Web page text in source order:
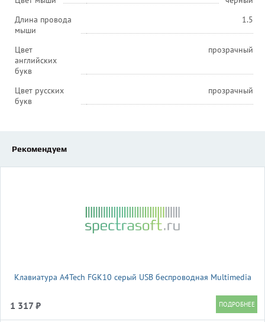
Длина провода
мыши
1.5
Цвет
английских
букв
прозрачный
Цвет русских
букв
прозрачный
Рекомендуем
Клавиатура A4Tech FGK10 серый USB беспроводная Multimedia
1 317 ₽